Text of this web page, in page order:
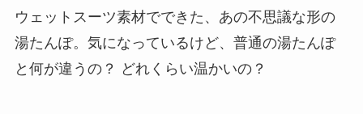
ウェットスーツ素材でできた、あの不思議な形の
湯たんぽ。気になっているけど、普通の湯たんぽ
と何が違うの？ どれくらい温かいの？